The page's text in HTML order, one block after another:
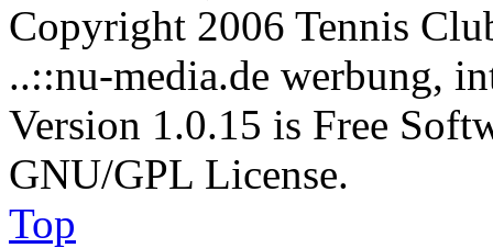
Copyright 2006 Tennis
..::nu-media.de werbung,
Version 1.0.15 is Free
GNU/GPL License.
Top